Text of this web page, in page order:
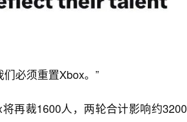
必须重置Xbox。”
再裁1600人，两轮合计影响约3200